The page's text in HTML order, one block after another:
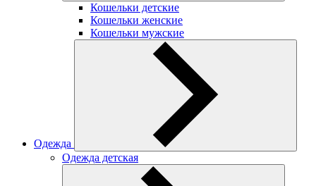
Кошельки детские
Кошельки женские
Кошельки мужские
Одежда
Одежда детская